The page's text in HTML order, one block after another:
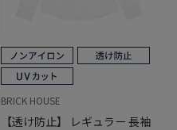
BRICK HOUSE
【透け防止】 レギュラー 長袖